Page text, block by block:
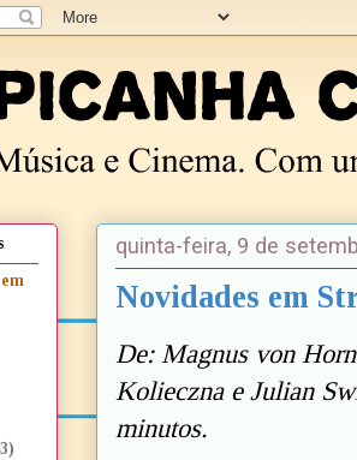
quinta-feira, 9 de
Novidades em
De: Magnus von
Kolieczna e Julian
minutos.